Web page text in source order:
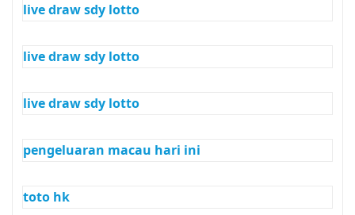
live draw sdy lotto
live draw sdy lotto
live draw sdy lotto
pengeluaran macau hari ini
toto hk